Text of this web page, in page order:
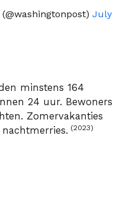
July
minstens 164
24 uur. Bewoners
Zomervakanties
(2023)